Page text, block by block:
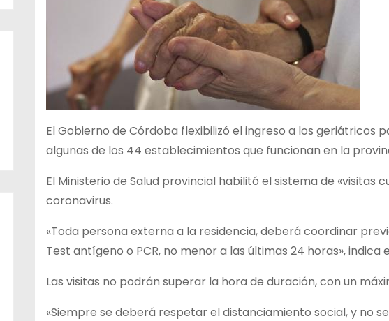
El Gobierno de Córdoba flexibilizó el ingreso a los geriátricos
algunas de los 44 establecimientos que funcionan en la
El Ministerio de Salud provincial habilitó el sistema de
coronavirus.
«Toda persona externa a la residencia, deberá coordinar
Test antígeno o PCR, no menor a las últimas 24 horas», indica
Las visitas no podrán superar la hora de duración, con un
«Siempre se deberá respetar el distanciamiento social, y no